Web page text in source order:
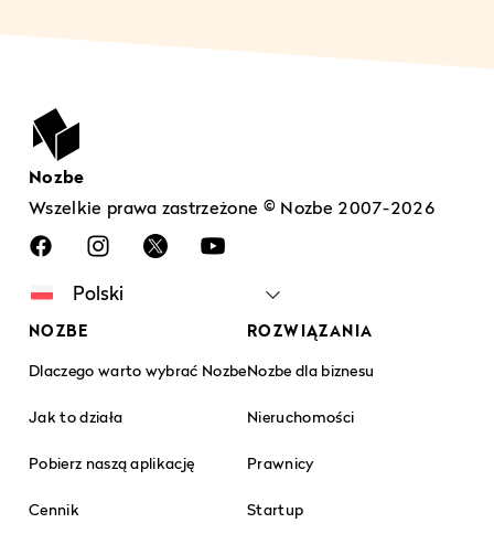
Nozbe
Wszelkie prawa zastrzeżone © Nozbe 2007-2026
NOZBE
Dlaczego warto wybrać Nozbe
Jak to działa
Pobierz naszą aplikację
Cennik
ROZWIĄZANIA
Nozbe dla biznesu
Nieruchomości
Prawnicy
Startup